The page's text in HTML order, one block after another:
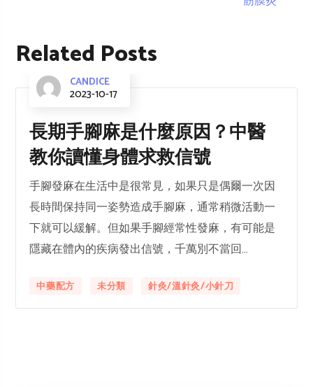
Related Posts
CANDICE
2023-10-17
長期手腳麻是什麼原因？中醫
教你讀懂身體求救信號
手腳發麻在生活中是很常見，如果只是偶爾一次因
長時間保持同一姿勢造成手腳麻，通常稍微活動一
下就可以緩解。但如果手腳經常性發麻，有可能是
隱藏在體內的疾病發出信號，千萬別不當回...
中藥配方 未分類 針灸/溫針灸/小針刀